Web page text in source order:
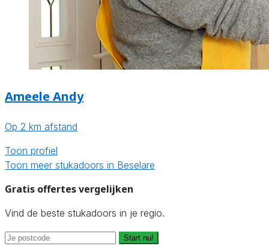
Ameele Andy
Op 2 km afstand
Toon profiel
Toon meer stukadoors in Beselare
Gratis offertes vergelijken
Vind de beste stukadoors in je regio.
Start nu!